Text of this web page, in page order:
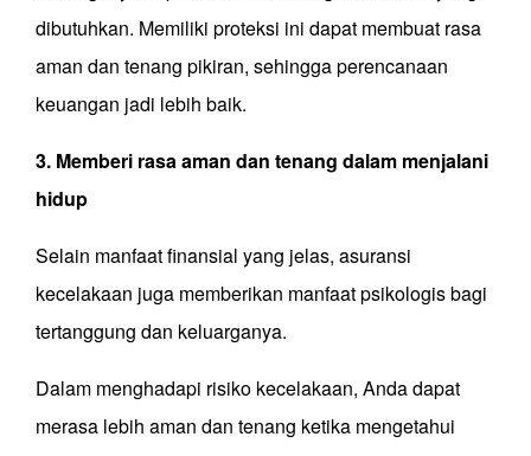
dibutuhkan. Memiliki proteksi ini dapat membuat rasa
aman dan tenang pikiran, sehingga perencanaan
keuangan jadi lebih baik.
3. Memberi rasa aman dan tenang dalam menjalani
hidup
Selain manfaat finansial yang jelas, asuransi
kecelakaan juga memberikan manfaat psikologis bagi
tertanggung dan keluarganya.
Dalam menghadapi risiko kecelakaan, Anda dapat
merasa lebih aman dan tenang ketika mengetahui